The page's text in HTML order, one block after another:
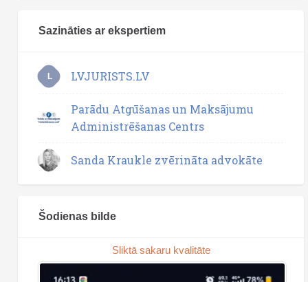
Sazināties ar ekspertiem
L LVJURISTS.LV
Parādu Atgūšanas un Maksājumu
Administrēšanas Centrs
Sanda Kraukle zvērināta advokāte
Šodienas bilde
Sliktā sakaru kvalitāte